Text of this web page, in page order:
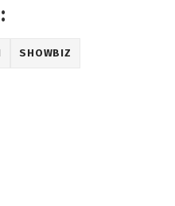
SHOWBIZ